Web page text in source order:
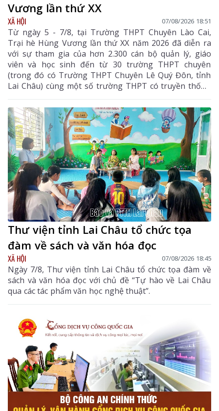
Vương lần thứ XX
XÃ HỘI 07/08/2026 18:51
Từ ngày 5 - 7/8, tại Trường THPT Chuyên Lào Cai,
Trại hè Hùng Vương lần thứ XX năm 2026 đã diễn ra
với sự tham gia của hơn 2.300 cán bộ quản lý, giáo
viên và học sinh đến từ 30 trường THPT chuyên
(trong đó có Trường THPT Chuyên Lê Quý Đôn, tỉnh
Lai Châu) cùng một số trường THPT có truyền thống
chất lượng cao trên cả nước.
Thư viện tỉnh Lai Châu tổ chức tọa
đàm về sách và văn hóa đọc
XÃ HỘI 07/08/2026 18:45
Ngày 7/8, Thư viện tỉnh Lai Châu tổ chức tọa đàm về
sách và văn hóa đọc với chủ đề “Tự hào về Lai Châu
qua các tác phẩm văn học nghệ thuật”.